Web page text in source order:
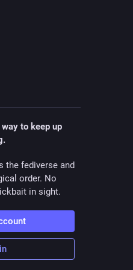
to keep up
the fediverse and
order. No
in sight.